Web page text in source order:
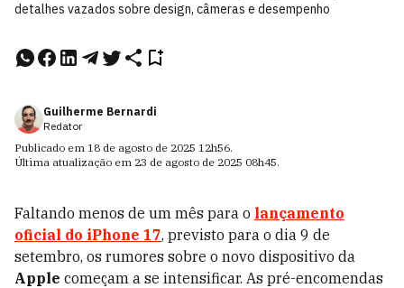
detalhes vazados sobre design, câmeras e desempenho
Guilherme Bernardi
Redator
Publicado em 18 de agosto de 2025 12h56.
Última atualização em 23 de agosto de 2025 08h45.
Faltando menos de um mês para o lançamento
oficial do iPhone 17, previsto para o dia 9 de
setembro, os rumores sobre o novo dispositivo da
Apple começam a se intensificar. As pré-encomendas